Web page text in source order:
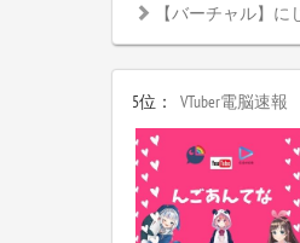
【バーチャル】
5位： VTuber電脳速報